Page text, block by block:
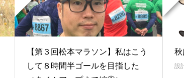
【第３回松本マラソン】私はこう
して８時間半ゴールを目指した
秋
設